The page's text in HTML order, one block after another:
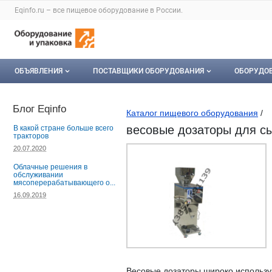
Раздел навигации по сайту eqinfo.ru
Eqinfo.ru – все пищевое оборудование в России.
Авторизация и меню пользователя
Навигация по разделам сайта eqinfo.ru
ОБЪЯВЛЕНИЯ
Мои объявления
ПОСТАВЩИКИ ОБОРУДОВАНИЯ
Каталог компаний
Платное размещение
Каталог пищевого оборудования /
весовые дозаторы для
Блог Eqinfo
В какой стране больше всего
тракторов
20.07.2020
Облачные решения в
обслуживании
мясоперерабатывающего о...
16.09.2019